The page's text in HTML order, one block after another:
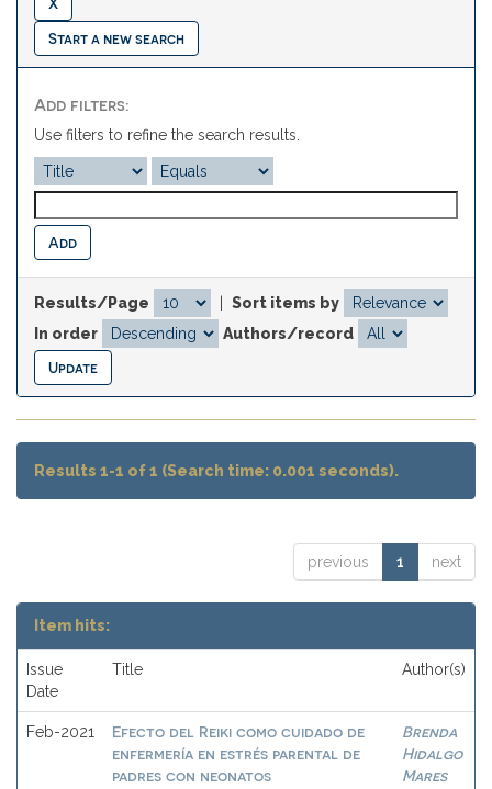
Start a new search
Add filters:
Use filters to refine the search results.
Results/Page
Sort items by
In order
Authors/record
Results 1-1 of 1 (Search time: 0.001 seconds).
previous 1 next
Item hits:
Issue
Date
Title Author(s)
Feb-2021
Efecto del Reiki como cuidado de
enfermería en estrés parental de
padres con neonatos
Brenda
Hidalgo
Mares